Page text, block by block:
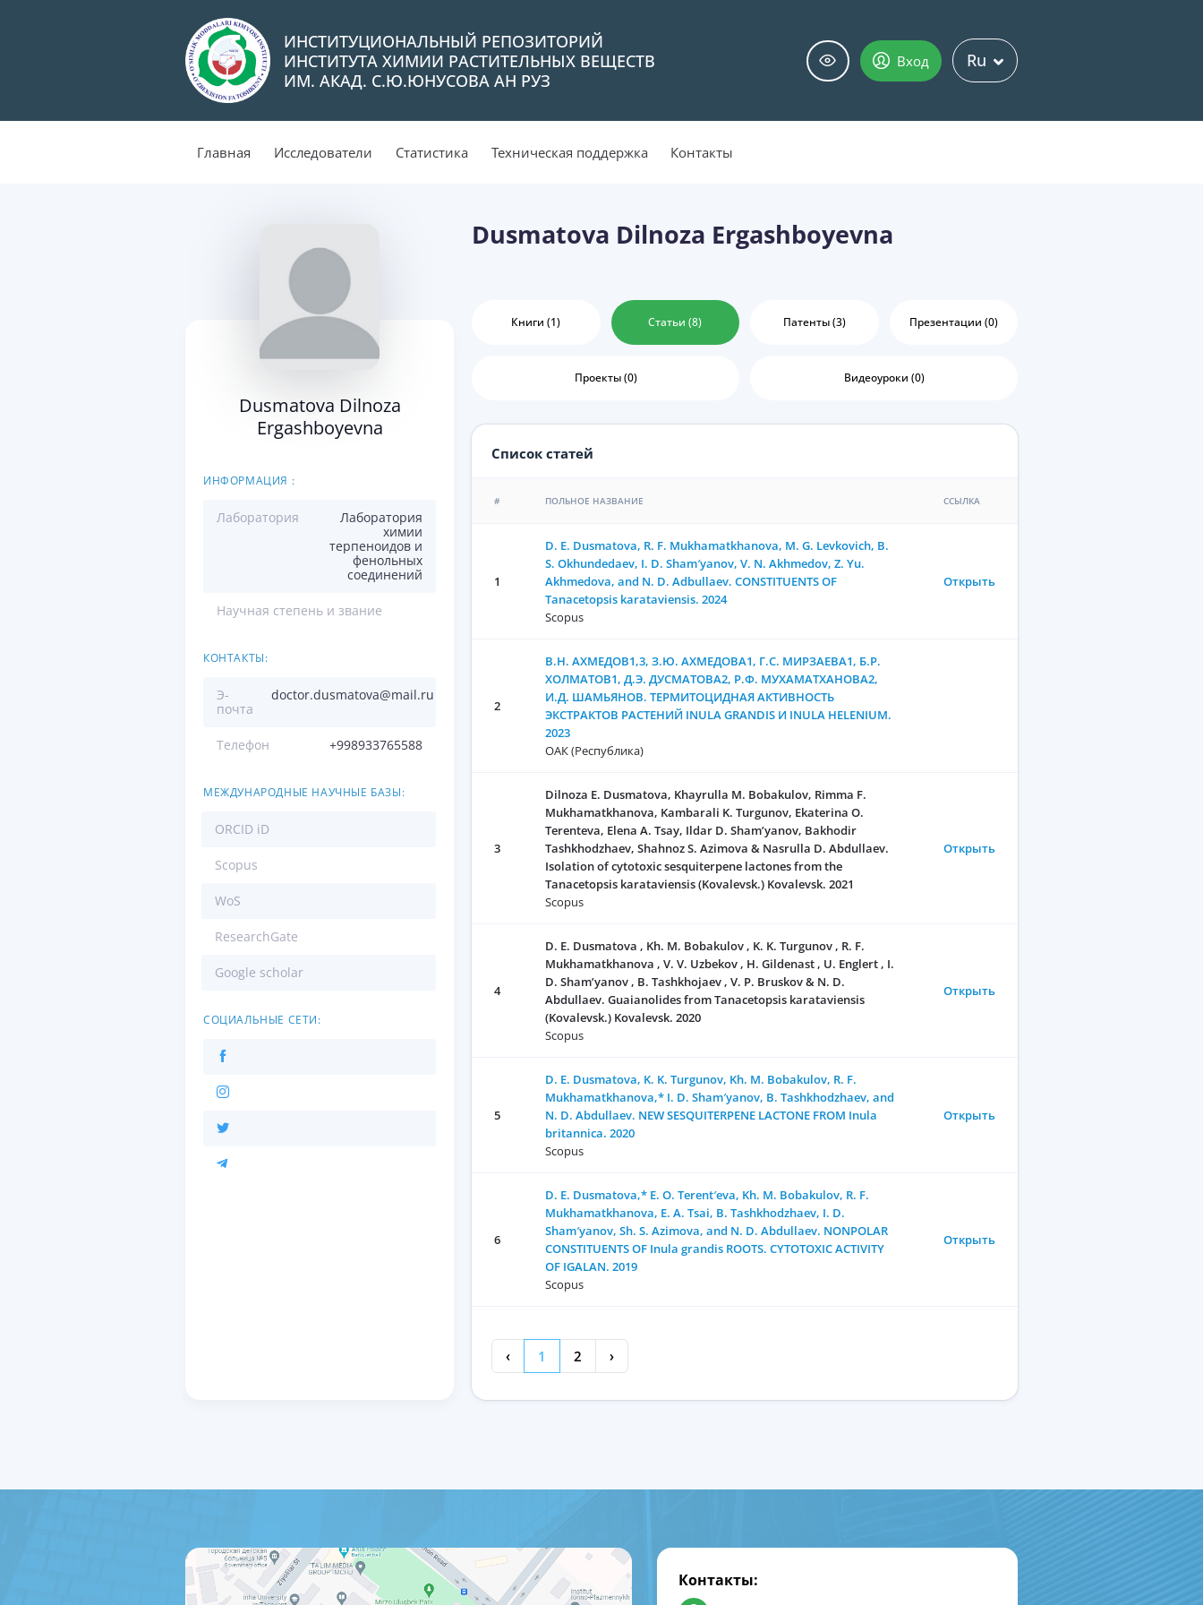
ИНСТИТУЦИОНАЛЬНЫЙ РЕПОЗИТОРИЙ
ИНСТИТУТА ХИМИИ РАСТИТЕЛЬНЫХ ВЕЩЕСТВ
ИМ. АКАД. С.Ю.ЮНУСОВА АН РУЗ
Вход Ru
Главная Исследователи Статистика Техническая поддержка Контакты
Dusmatova Dilnoza
Ergashboyevna
ИНФОРМАЦИЯ :
Лаборатория
Лаборатория
химии
терпеноидов и
фенольных
соединений
Научная степень и звание
КОНТАКТЫ:
Э-
почта
doctor.dusmatova@mail.ru
Телефон +998933765588
МЕЖДУНАРОДНЫЕ НАУЧНЫЕ БАЗЫ:
ORCID iD
Scopus
WoS
ResearchGate
Google scholar
СОЦИАЛЬНЫЕ СЕТИ:
Dusmatova Dilnoza Ergashboyevna
Книги (1) Статьи (8) Патенты (3) Презентации (0)
Проекты (0) Видеоуроки (0)
Список статей
# ПОЛЬНОЕ НАЗВАНИЕ ССЫЛКА
1
D. E. Dusmatova, R. F. Mukhamatkhanova, M. G. Levkovich, B.
S. Okhundedaev, I. D. Sham′yanov, V. N. Akhmedov, Z. Yu.
Akhmedova, and N. D. Adbullaev. CONSTITUENTS OF
Tanacetopsis karataviensis. 2024
Scopus
Открыть
2
В.Н. АХМЕДОВ1,3, З.Ю. АХМЕДОВА1, Г.С. МИРЗАЕВА1, Б.Р.
ХОЛМАТОВ1, Д.Э. ДУСМАТОВА2, Р.Ф. МУХАМАТХАНОВА2,
И.Д. ШАМЬЯНОВ. ТЕРМИТОЦИДНАЯ АКТИВНОСТЬ
ЭКСТРАКТОВ РАСТЕНИЙ INULA GRANDIS И INULA HELENIUM.
2023
ОАК (Республика)
3
Dilnoza E. Dusmatova, Khayrulla M. Bobakulov, Rimma F.
Mukhamatkhanova, Kambarali K. Turgunov, Ekaterina O.
Terenteva, Elena A. Tsay, Ildar D. Sham’yanov, Bakhodir
Tashkhodzhaev, Shahnoz S. Azimova & Nasrulla D. Abdullaev.
Isolation of cytotoxic sesquiterpene lactones from the
Tanacetopsis karataviensis (Kovalevsk.) Kovalevsk. 2021
Scopus
Открыть
4
D. E. Dusmatova , Kh. М. Bobakulov , K. K. Turgunov , R. F.
Мukhamatkhanova , V. V. Uzbekov , H. Gildenast , U. Englert , I.
D. Sham’yanov , B. Tashkhojaev , V. P. Bruskov & N. D.
Аbdullaev. Guaianolides from Tanacetopsis karataviensis
(Kovalevsk.) Kovalevsk. 2020
Scopus
Открыть
5
D. E. Dusmatova, K. K. Turgunov, Kh. M. Bobakulov, R. F.
Mukhamatkhanova,* I. D. Sham′yanov, B. Tashkhodzhaev, and
N. D. Abdullaev. NEW SESQUITERPENE LACTONE FROM Inula
britannica. 2020
Scopus
Открыть
6
D. E. Dusmatova,* E. O. Terent′eva, Kh. M. Bobakulov, R. F.
Mukhamatkhanova, E. A. Tsai, B. Tashkhodzhaev, I. D.
Sham′yanov, Sh. S. Azimova, and N. D. Abdullaev. NONPOLAR
CONSTITUENTS OF Inula grandis ROOTS. CYTOTOXIC ACTIVITY
OF IGALAN. 2019
Scopus
Открыть
‹ 1 2 ›
Контакты: